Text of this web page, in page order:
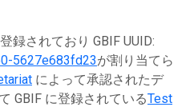
録されており GBIF UUID:
5627e683fd23が割り当てら
によって承認されたデ
GBIF に登録されているTest